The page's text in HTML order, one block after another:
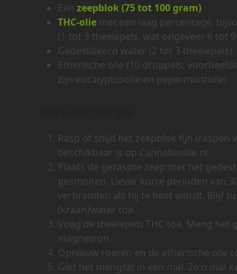
Eenzeepblok (75 tot 100 gram)
THC-olie met een laag percentage,
(1 tot 3 theelepels, wat ongeveer 6 tot
Gedestilleerd water (2 tot 3 theelepels)
Etherische olie (10 druppels,
zijn eucalyptusolie en pepermuntolie)
Rasp of snijd het zeepblok fijn (raspen
beschikbaar is op Cannabisolie.nl.
Plaats de geraspte zeep met het
gesmolten. Liever korte perioden van
verbranden als hij te heet wordt. Blijf
(kraan)water toe.
Voeg de theelepels THC toe. Meng het
magnetron.
Opnieuw roeren en de etherische olie
Giet het mengsel in een mal. Zo’n